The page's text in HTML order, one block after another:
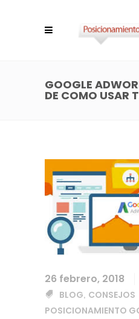
GOOGLE
DE COMO USAR
26 febrero, 2018
BLOG, CONSEJOS
POSICIONAMIENTO